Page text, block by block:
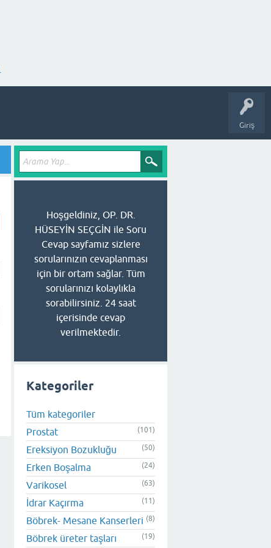
Giriş
Hoşgeldiniz, OP. DR.
HÜSEYİN SEÇGİN ile Soru
Cevap sayfamız sizlere
sorularınızın cevaplanması
için bir ortam sağlar. Tüm
sorularınızı kolaylıkla
sorabilirsiniz. 24 saat
içerisinde cevap
verilmektedir.
Kategoriler
Tüm kategoriler
Prostat
(101)
Ereksiyon Bozukluğu (50)
Erken Boşalma (24)
Varikosel (63)
İdrar Kaçırma (11)
Böbrek- Mesane Kanserleri (8)
Böbrek üreter taşları (19)